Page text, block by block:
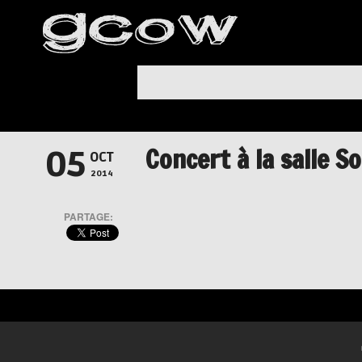
05 OCT
2014
PARTAGE:
Concert à la salle